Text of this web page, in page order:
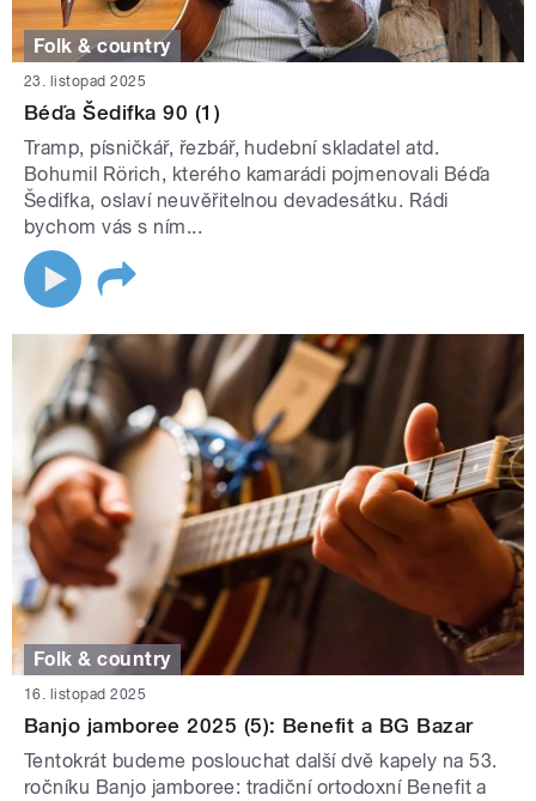
Folk & country
23. listopad 2025
Béďa Šedifka 90 (1)
Tramp, písničkář, řezbář, hudební skladatel atd.
Bohumil Rörich, kterého kamarádi pojmenovali Béďa
Šedifka, oslaví neuvěřitelnou devadesátku. Rádi
bychom vás s ním...
Folk & country
16. listopad 2025
Banjo jamboree 2025 (5): Benefit a BG Bazar
Tentokrát budeme poslouchat další dvě kapely na 53.
ročníku Banjo jamboree: tradiční ortodoxní Benefit a